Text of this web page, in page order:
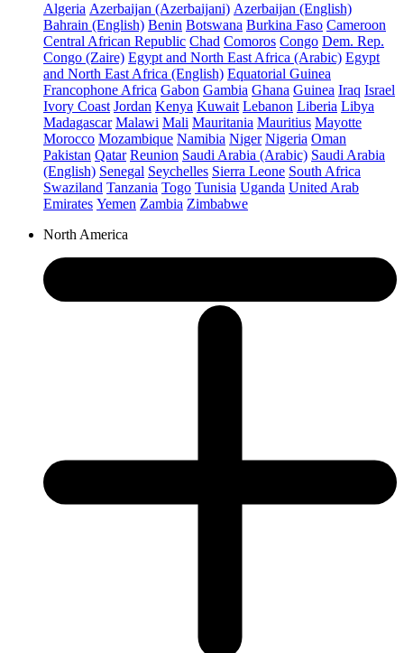
Algeria Azerbaijan (Azerbaijani) Azerbaijan (English)
Bahrain (English) Benin Botswana Burkina Faso Cameroon
Central African Republic Chad Comoros Congo Dem. Rep.
Congo (Zaire) Egypt and North East Africa (Arabic) Egypt
and North East Africa (English) Equatorial Guinea
Francophone Africa Gabon Gambia Ghana Guinea Iraq Israel
Ivory Coast Jordan Kenya Kuwait Lebanon Liberia Libya
Madagascar Malawi Mali Mauritania Mauritius Mayotte
Morocco Mozambique Namibia Niger Nigeria Oman
Pakistan Qatar Reunion Saudi Arabia (Arabic) Saudi Arabia
(English) Senegal Seychelles Sierra Leone South Africa
Swaziland Tanzania Togo Tunisia Uganda United Arab
Emirates Yemen Zambia Zimbabwe
North America